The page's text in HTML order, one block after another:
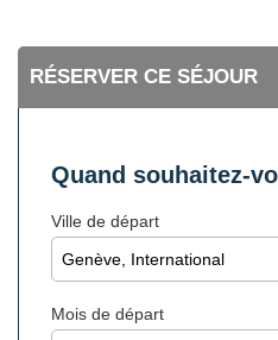
RÉSERVER CE SÉJOUR
Quand souhaitez-
Ville de départ
Mois de départ